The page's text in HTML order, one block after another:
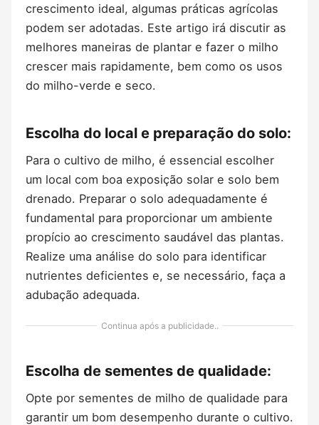
crescimento ideal, algumas práticas agrícolas
podem ser adotadas. Este artigo irá discutir as
melhores maneiras de plantar e fazer o milho
crescer mais rapidamente, bem como os usos
do milho-verde e seco.
Escolha do local e preparação do solo:
Para o cultivo de milho, é essencial escolher
um local com boa exposição solar e solo bem
drenado. Preparar o solo adequadamente é
fundamental para proporcionar um ambiente
propício ao crescimento saudável das plantas.
Realize uma análise do solo para identificar
nutrientes deficientes e, se necessário, faça a
adubação adequada.
Continua após a publicidade..
Escolha de sementes de qualidade:
Opte por sementes de milho de qualidade para
garantir um bom desempenho durante o cultivo.